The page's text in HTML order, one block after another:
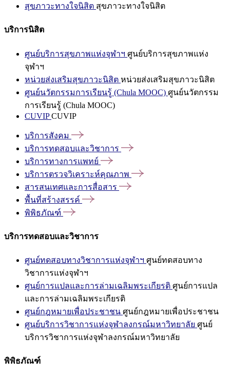
สุขภาวะทางใจนิสิต สุขภาวะทางใจนิสิต
บริการนิสิต
ศูนย์บริการสุขภาพแห่งจุฬาฯ ศูนย์บริการสุขภาพแห่ง
จุฬาฯ
หน่วยส่งเสริมสุขภาวะนิสิต หน่วยส่งเสริมสุขภาวะนิสิต
ศูนย์นวัตกรรมการเรียนรู้ (Chula MOOC) ศูนย์นวัตกรรม
การเรียนรู้ (Chula MOOC)
CUVIPCUVIP
บริการสังคม
บริการทดสอบและวิชาการ
บริการทางการแพทย์
บริการตรวจวิเคราะห์คุณภาพ
สารสนเทศและการสื่อสาร
พื้นที่สร้างสรรค์
พิพิธภัณฑ์
บริการทดสอบและวิชาการ
ศูนย์ทดสอบทางวิชาการแห่งจุฬาฯ ศูนย์ทดสอบทาง
วิชาการแห่งจุฬาฯ
ศูนย์การแปลและการล่ามเฉลิมพระเกียรติ ศูนย์การแปล
และการล่ามเฉลิมพระเกียรติ
ศูนย์กฎหมายเพื่อประชาชน ศูนย์กฎหมายเพื่อประชาชน
ศูนย์บริการวิชาการแห่งจุฬาลงกรณ์มหาวิทยาลัย ศูนย์
บริการวิชาการแห่งจุฬาลงกรณ์มหาวิทยาลัย
พิพิธภัณฑ์